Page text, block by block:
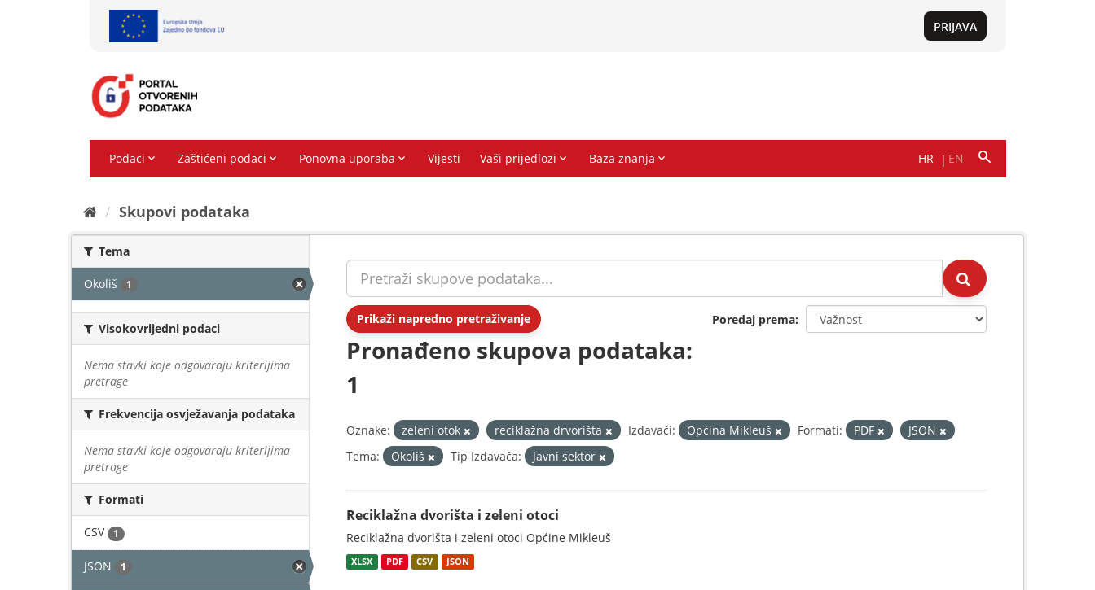
Skupovi podаtаkа
Tema
Okoliš 1
Visokovrijedni podaci
Nema stavki koje odgovaraju kriterijima
pretrage
Frekvencija osvježavanja podataka
Nema stavki koje odgovaraju kriterijima
pretrage
Formati
CSV 1
JSON 1
Prikaži napredno pretraživanje Poredaj prema
Pronađeno skupova podataka:
1
Oznake: zeleni otok reciklažna drvorišta Izdavači: Općina Mikleuš Formati: PDF
JSON
Tema:
Okoliš Tip Izdavača: Javni sektor
Reciklažna dvorišta i zeleni otoci
Reciklažna dvorišta i zeleni otoci Općine Mikleuš
XLSX PDF CSV JSON